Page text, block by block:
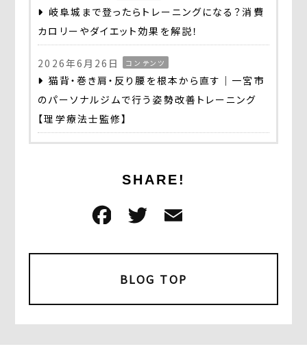
岐阜城まで登ったらトレーニングになる？消費
カロリーやダイエット効果を解説！
2026年6月26日 コンテンツ
猫背・巻き肩・反り腰を根本から直す｜一宮市
のパーソナルジムで行う姿勢改善トレーニング
【理学療法士監修】
SHARE!
F
c
e
b
o
o
T
it
t
e
r
ai
BLOG TOP